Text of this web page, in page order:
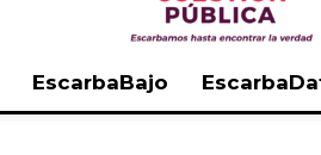
EscarbaBajo